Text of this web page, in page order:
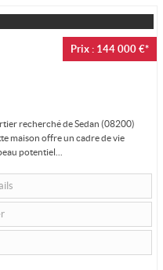
Prix : 144 000 €*
recherché de Sedan (08200)
maison offre un cadre de vie
potentiel...